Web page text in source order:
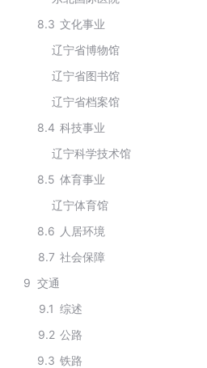
8.3 文化事业
辽宁省博物馆
辽宁省图书馆
辽宁省档案馆
8.4 科技事业
辽宁科学技术馆
8.5 体育事业
辽宁体育馆
8.6 人居环境
8.7 社会保障
9 交通
9.1 综述
9.2 公路
9.3 铁路